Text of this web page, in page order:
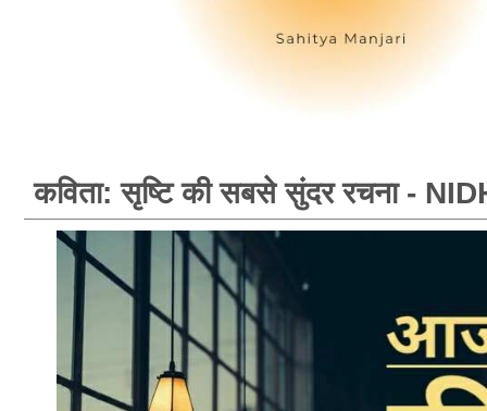
कविता: सृष्टि की सबसे सुंदर रचना -